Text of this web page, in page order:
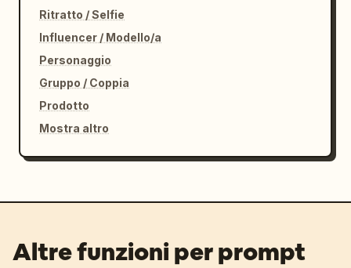
Ritratto / Selfie
Influencer / Modello/a
Personaggio
Gruppo / Coppia
Prodotto
Mostra altro
Altre funzioni per prompt